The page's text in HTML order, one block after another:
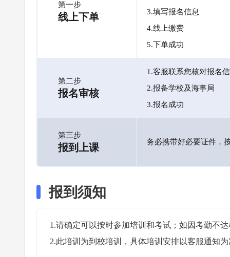
第一步
线上下单
3.填写报名信息
4.线上缴费
5.下单成功
第二步
报名审核
1.客服联系您核对报名
2.报备学校及海事局
3.报名成功
第三步
报到上课 务必携带好必要证件，
报到须知
1.请确定可以按时参加培训和考试；如因考勤不
2.此培训为到校培训，具体培训安排以客服通知